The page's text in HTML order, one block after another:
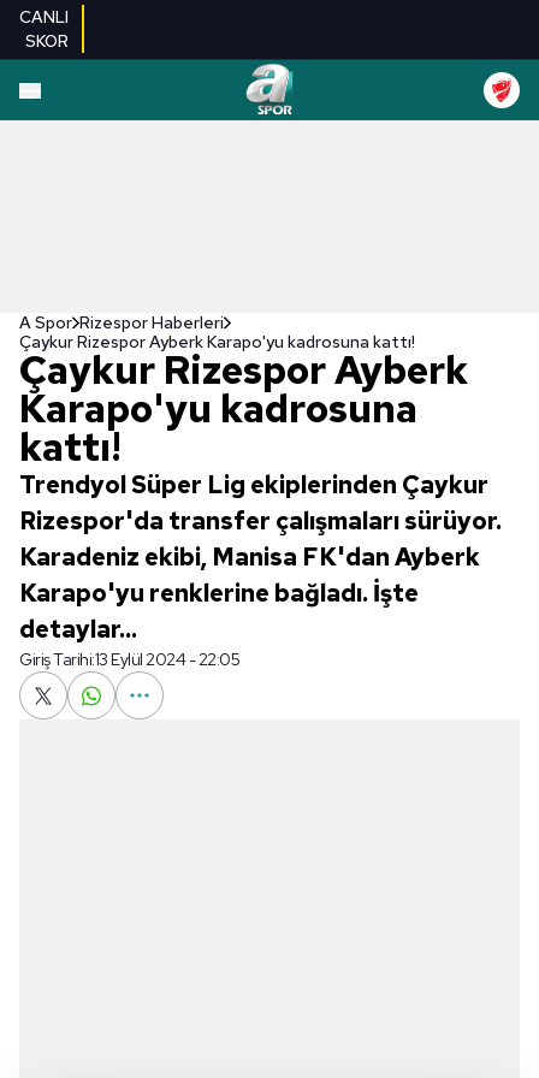
CANLI
SKOR
A Spor Rizespor Haberleri
Çaykur Rizespor Ayberk Karapo'yu kadrosuna kattı!
Çaykur Rizespor Ayberk
Karapo'yu kadrosuna
kattı!
Trendyol Süper Lig ekiplerinden Çaykur
Rizespor'da transfer çalışmaları sürüyor.
Karadeniz ekibi, Manisa FK'dan Ayberk
Karapo'yu renklerine bağladı. İşte
detaylar...
Giriş Tarihi:13 Eylül 2024 - 22:05